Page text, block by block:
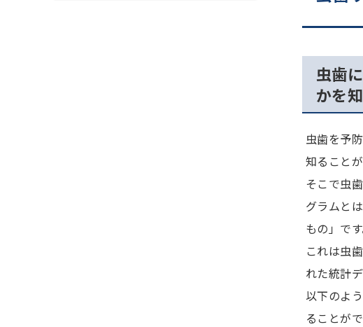
虫歯
かを
虫歯を予
知ること
そこで虫
グラムと
もの」です
これは虫
れた統計
以下のよ
ることがで